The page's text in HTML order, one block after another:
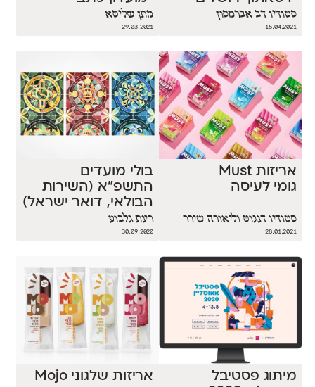
סטודיו דב אברמסון
15.04.2021
מתן שליטא
29.03.2021
אריזות Must
גומי לעיסה
סטודיו דנגוט וליאורה שירר
28.01.2021
בולי מועדים
התשפ״א (השירות
הבולאי, דואר ישראל)
רינת גלבוע
30.09.2020
מיתוג פסטיבל
אריזות שלגוני Mojo